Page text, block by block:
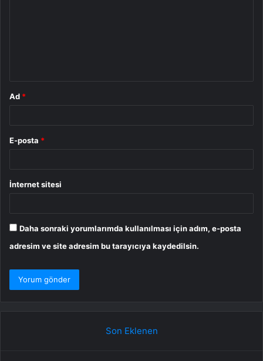
Ad *
E-posta *
İnternet sitesi
Daha sonraki yorumlarımda kullanılması için adım, e-posta
adresim ve site adresim bu tarayıcıya kaydedilsin.
Son Eklenen